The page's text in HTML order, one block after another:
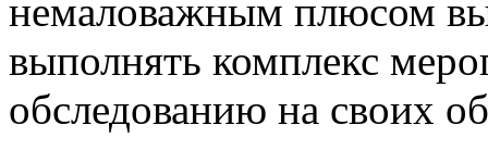
немаловажным плюсом
выполнять комплекс
обследованию на своих